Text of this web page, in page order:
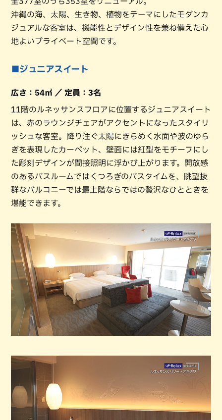
沖縄の海、太陽、生き物、植物をテーマにしたモダンカ
ジュアルな客室は、機能性とデザイン性を兼ね備えた心
地よいプライベート空間です。
■ジュニアスイート
広さ：54㎡ ／ 定員：3名
11階のルネッサンスフロアに位置するジュニアスイート
は、赤のラウンジチェアがアクセントになったスタイリ
ッシュな客室。降り注ぐ太陽にきらめく水面や波のゆら
ぎを表現したカーペット、壁面には紅型をモチーフにし
た彫刻デザインが間接照明に浮かび上がります。開放感
のあるバスルームではくつろぎのバスタイムを、眺望抜
群なバルコニーでは最上階ならではの贅沢なひとときを
堪能できます。